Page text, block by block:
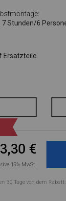
7 Stunden/6
Ersatzteile
€
19% MwSt.
30 Tage von dem